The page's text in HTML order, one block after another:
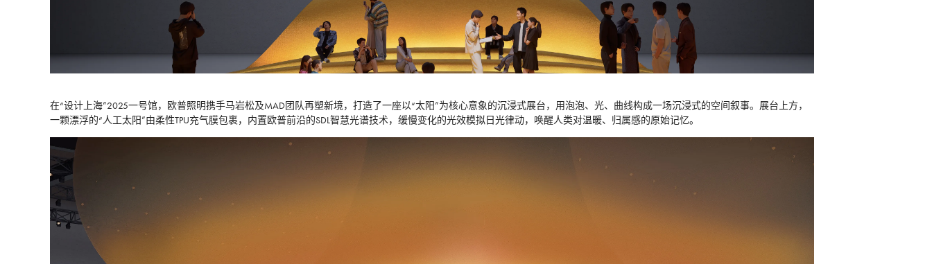
在“设计上海”2025一号馆，欧普照明携手马岩松及MAD团队再塑新境，打造了一座以“太阳”为核心意象的沉浸式展台，用泡泡、光、曲线构成一场沉浸式的空间叙事。展台上方，
一颗漂浮的“人工太阳”由柔性TPU充气膜包裹，内置欧普前沿的SDL智慧光谱技术，缓慢变化的光效模拟日光律动，唤醒人类对温暖、归属感的原始记忆。